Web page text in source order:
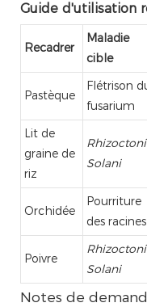
Guide d'utilisation
Recadrer
Maladie
cible
Pastèque
Flétrison
fusarium
Lit de
graine de
riz
Solani
Orchidée
Pourriture
des racines
Poivre
Solani
Notes de